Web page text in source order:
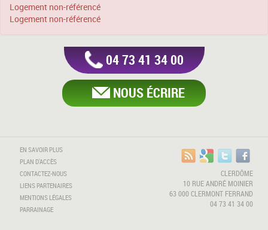
Logement non-référencé
Logement non-référencé
04 73 41 34 00
NOUS ÉCRIRE
EN SAVOIR PLUS
PLAN D'ACCÈS
CONTACTEZ-NOUS
LIENS PARTENAIRES
MENTIONS LÉGALES
PARRAINAGE
CLERDÔME
10 RUE ANDRÉ MOINIER
63 000 CLERMONT FERRAND
04 73 41 34 00